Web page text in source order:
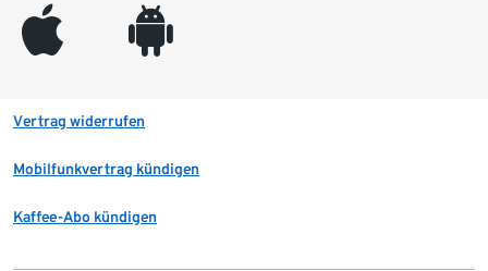
appleinc android
Vertrag widerrufen
Mobilfunkvertrag kündigen
Kaffee-Abo kündigen